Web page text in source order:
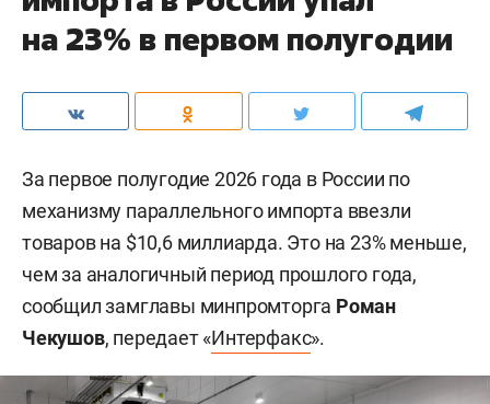
на 23% в первом полугодии
За первое полугодие 2026 года в России по
механизму параллельного импорта ввезли
товаров на $10,6 миллиарда. Это на 23% меньше,
чем за аналогичный период прошлого года,
сообщил замглавы минпромторга Роман
Чекушов, передает «Интерфакс».